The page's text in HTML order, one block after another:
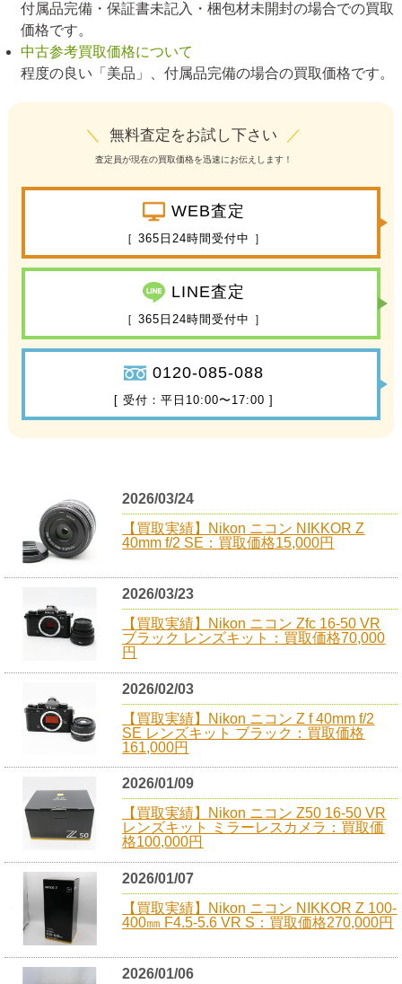
付属品完備・保証書未記入・梱包材未開封の場合での買取
価格です。
中古参考買取価格について
程度の良い「美品」、付属品完備の場合の買取価格です。
＼ 無料査定をお試し下さい ／
査定員が現在の買取価格を迅速にお伝えします！
WEB査定
［ 365日24時間受付中 ］
LINE査定
［ 365日24時間受付中 ］
0120-085-088
[ 受付：平日10:00〜17:00 ]
2026/03/24
【買取実績】Nikon ニコン NIKKOR Z
40mm f/2 SE：買取価格15,000円
2026/03/23
【買取実績】Nikon ニコン Zfc 16-50 VR
ブラック レンズキット：買取価格70,000
円
2026/02/03
【買取実績】Nikon ニコン Z f 40mm f/2
SE レンズキット ブラック：買取価格
161,000円
2026/01/09
【買取実績】Nikon ニコン Z50 16-50 VR
レンズキット ミラーレスカメラ：買取価
格100,000円
2026/01/07
【買取実績】Nikon ニコン NIKKOR Z 100-
400㎜ F4.5-5.6 VR S：買取価格270,000円
2026/01/06